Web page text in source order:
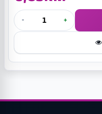
- +